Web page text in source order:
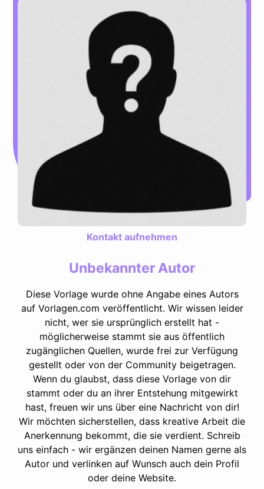
Kontakt aufnehmen
Unbekannter Autor
Diese Vorlage wurde ohne Angabe eines Autors
auf Vorlagen.com veröffentlicht. Wir wissen leider
nicht, wer sie ursprünglich erstellt hat -
möglicherweise stammt sie aus öffentlich
zugänglichen Quellen, wurde frei zur Verfügung
gestellt oder von der Community beigetragen.
Wenn du glaubst, dass diese Vorlage von dir
stammt oder du an ihrer Entstehung mitgewirkt
hast, freuen wir uns über eine Nachricht von dir!
Wir möchten sicherstellen, dass kreative Arbeit die
Anerkennung bekommt, die sie verdient. Schreib
uns einfach - wir ergänzen deinen Namen gerne als
Autor und verlinken auf Wunsch auch dein Profil
oder deine Website.